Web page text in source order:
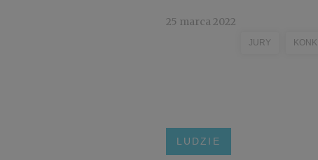
25 marca 2022
JURY
LUDZIE